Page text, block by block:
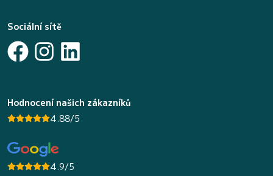
Sociální sítě
Hodnocení našich zákazníků
4.88/5
4.9/5